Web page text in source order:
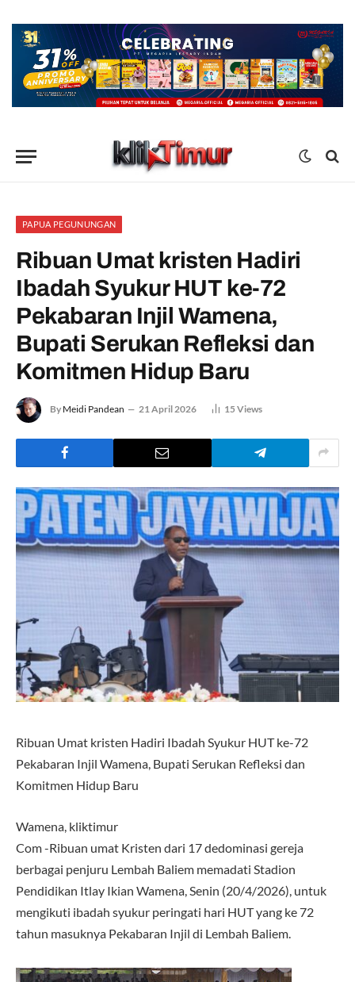
PAPUA PEGUNUNGAN
Ribuan Umat kristen Hadiri
Ibadah Syukur HUT ke-72
Pekabaran Injil Wamena,
Bupati Serukan Refleksi dan
Komitmen Hidup Baru
By Meidi Pandean 21 April 2026 15 Views
Ribuan Umat kristen Hadiri Ibadah Syukur HUT ke-72
Pekabaran Injil Wamena, Bupati Serukan Refleksi dan
Komitmen Hidup Baru
Wamena, kliktimur
Com -Ribuan umat Kristen dari 17 dedominasi gereja
berbagai penjuru Lembah Baliem memadati Stadion
Pendidikan Itlay Ikian Wamena, Senin (20/4/2026), untuk
mengikuti ibadah syukur peringati hari HUT yang ke 72
tahun masuknya Pekabaran Injil di Lembah Baliem.